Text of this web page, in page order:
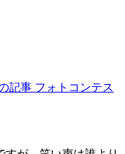
記事 フォトコンテス